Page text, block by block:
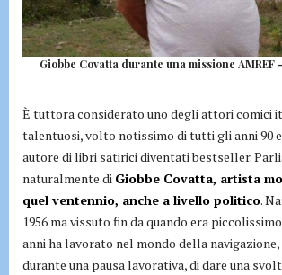
Giobbe Covatta durante una missione AMREF
È tuttora considerato uno degli attori comici
talentuosi, volto notissimo di tutti gli anni 90 e
autore di libri satirici diventati bestseller.
naturalmente di Giobbe Covatta, artista
quel ventennio, anche a livello politico.
1956 ma vissuto fin da quando era
anni ha lavorato nel mondo della
durante una pausa lavorativa, di dare una